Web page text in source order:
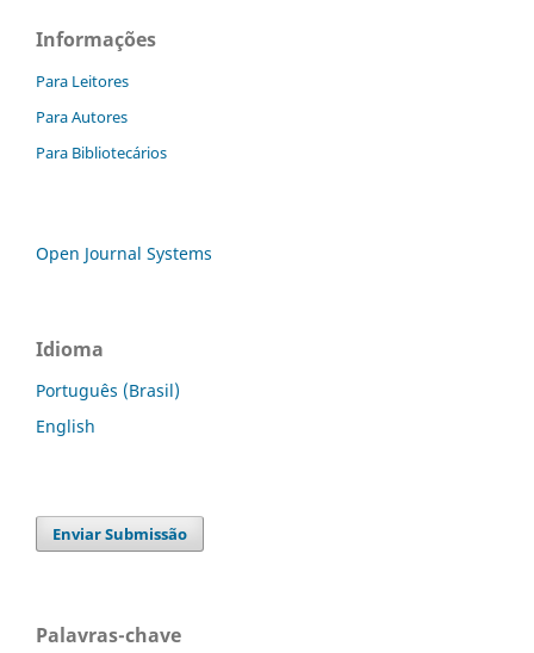
Informações
Para Leitores
Para Autores
Para Bibliotecários
Open Journal Systems
Idioma
Português (Brasil)
English
Enviar Submissão
Palavras-chave